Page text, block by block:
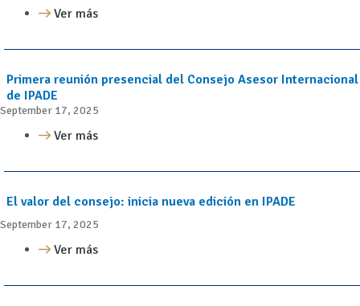
Ver más
Primera reunión presencial del Consejo Asesor Internacional
de IPADE
September 17, 2025
Ver más
El valor del consejo: inicia nueva edición en IPADE
September 17, 2025
Ver más